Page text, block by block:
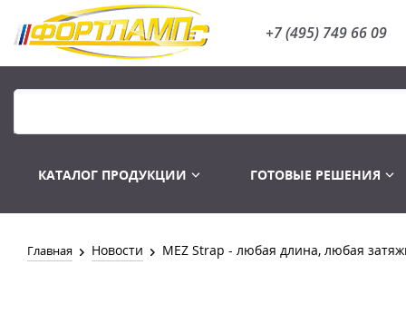
+7 (495) 749 66 09
КАТАЛОГ ПРОДУКЦИИ ГОТОВЫЕ РЕШЕНИЯ
Главная Новости MEZ Strap - любая длина, любая